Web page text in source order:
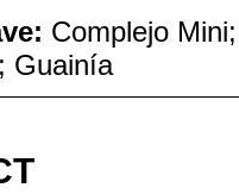
Complejo
Guainía